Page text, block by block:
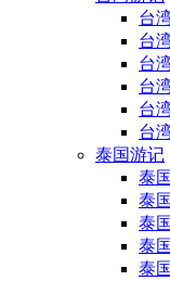
台
台
台
台
台
台
泰国游记
泰
泰
泰
泰
泰